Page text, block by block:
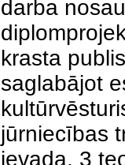
darba
krasta
saglabājot
jūrniecības
ievada, 3